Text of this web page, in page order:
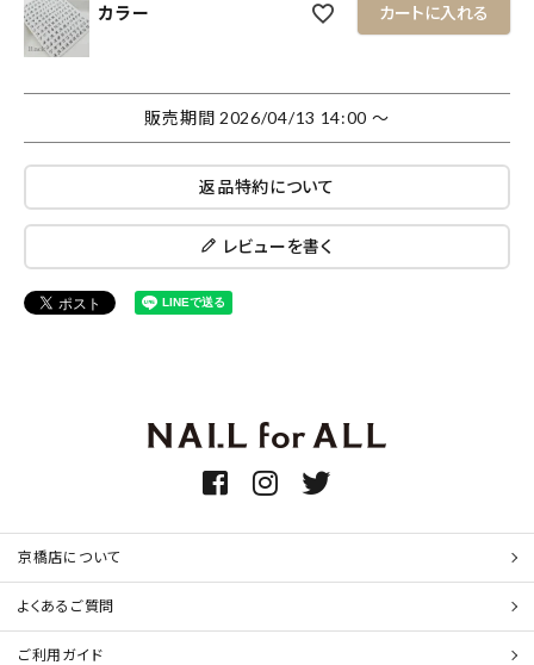
カラー カートに入れる
販売期間 2026/04/13 14:00 〜
返品特約について
レビューを書く
京橋店について
よくあるご質問
ご利用ガイド